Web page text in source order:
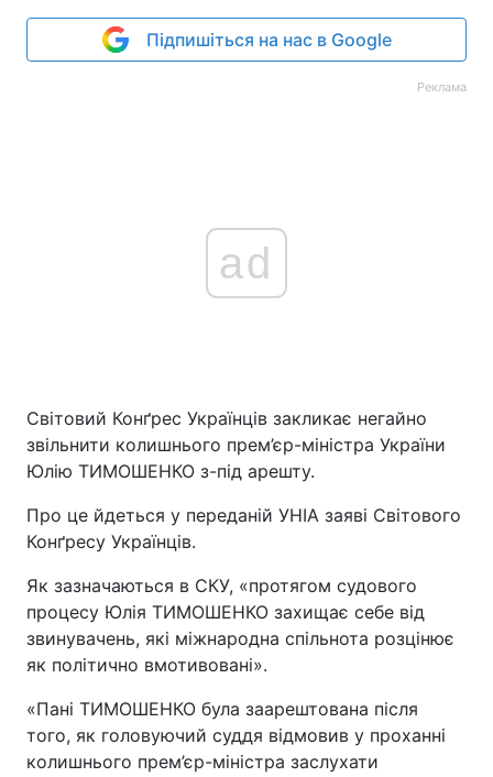
Підпишіться на нас в Google
Реклама
ad
Світовий Конґрес Українців закликає негайно
звільнити колишнього прем’єр-міністра України
Юлію ТИМОШЕНКО з-під арешту.
Про це йдеться у переданій УНІА заяві Світового
Конґресу Українців.
Як зазначаються в СКУ, «протягом судового
процесу Юлія ТИМОШЕНКО захищає себе від
звинувачень, які міжнародна спільнота розцінює
як політично вмотивовані».
«Пані ТИМОШЕНКО була заарештована після
того, як головуючий суддя відмовив у проханні
колишнього прем’єр-міністра заслухати